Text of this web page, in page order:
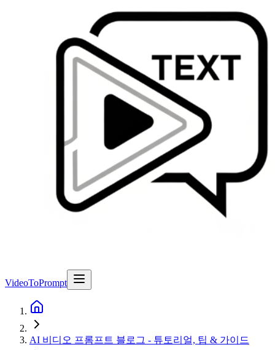
VideoToPrompt
AI 비디오 프롬프트 블로그 - 튜토리얼, 팁 & 가이드